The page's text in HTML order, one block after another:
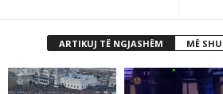
ARTIKUJ TË NGJASHËM MË